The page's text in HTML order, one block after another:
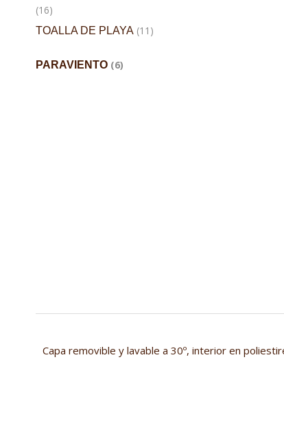
(16)
TOALLA DE PLAYA (11)
PARAVIENTO (6)
Capa removible y lavable a 30º, interior en